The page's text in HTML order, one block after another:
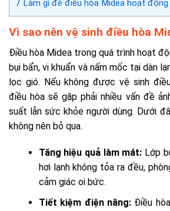
7 Làm gì để điều hòa Midea hoạt động
Vì sao nên vệ sinh điều hòa
Điều hòa Midea trong quá trình hoạt
bụi bẩn, vi khuẩn và nấm mốc tại dàn
lọc gió. Nếu không được vệ sinh
điều hòa sẽ gặp phải nhiều vấn đề
suất lẫn sức khỏe người dùng. Dưới
không nên bỏ qua.
Tăng hiệu quả làm mát: Lớp
hơi lạnh không tỏa ra đều,
cảm giác oi bức.
Tiết kiệm điện năng:Điều